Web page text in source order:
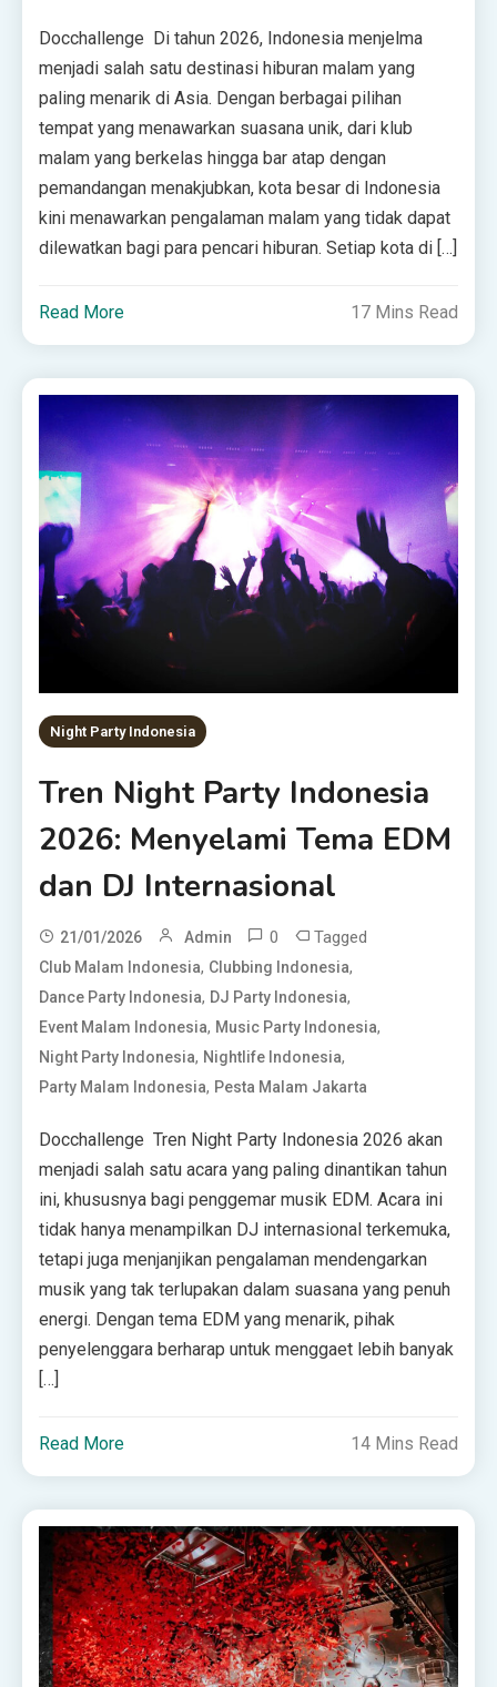
Docchallenge Di tahun 2026, Indonesia menjelma
menjadi salah satu destinasi hiburan malam yang
paling menarik di Asia. Dengan berbagai pilihan
tempat yang menawarkan suasana unik, dari klub
malam yang berkelas hingga bar atap dengan
pemandangan menakjubkan, kota besar di Indonesia
kini menawarkan pengalaman malam yang tidak dapat
dilewatkan bagi para pencari hiburan. Setiap kota di […]
Read More 17 Mins Read
Night Party Indonesia
Tren Night Party Indonesia
2026: Menyelami Tema EDM
dan DJ Internasional
21/01/2026 Admin 0 Tagged
Club Malam Indonesia, Clubbing Indonesia,
Dance Party Indonesia, DJ Party Indonesia,
Event Malam Indonesia, Music Party Indonesia,
Night Party Indonesia, Nightlife Indonesia,
Party Malam Indonesia, Pesta Malam Jakarta
Docchallenge Tren Night Party Indonesia 2026 akan
menjadi salah satu acara yang paling dinantikan tahun
ini, khususnya bagi penggemar musik EDM. Acara ini
tidak hanya menampilkan DJ internasional terkemuka,
tetapi juga menjanjikan pengalaman mendengarkan
musik yang tak terlupakan dalam suasana yang penuh
energi. Dengan tema EDM yang menarik, pihak
penyelenggara berharap untuk menggaet lebih banyak
[…]
Read More 14 Mins Read